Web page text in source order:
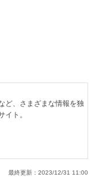
ど、さまざまな情報を独
イト。
最終更新： 2023/12/31 11:00